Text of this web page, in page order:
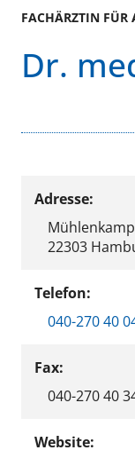
FACHÄRZTIN
Dr.
Adresse:
22303
Telefon:
040-270 40
Fax:
040-270 40
Website: